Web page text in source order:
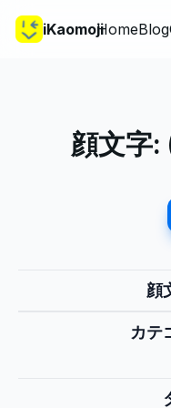
iKaomojiHomeBlog
顔文字:
顔
カテ